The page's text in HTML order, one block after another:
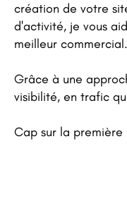
création de votre
d'activité, je vous
meilleur commercial.
Grâce à une
visibilité, en trafic
Cap sur la